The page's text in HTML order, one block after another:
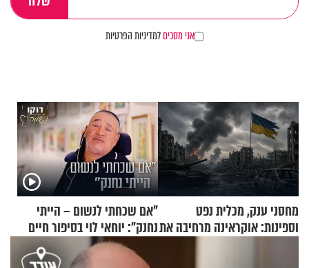
אני מסכיםלמדיניות הפרטיות
מחסני ענק, מכלית נפט
וספינות: אוקראינה מרחיבה את
"אם שכחתי לנשום – הייתי
נחנק": יוחאי לוי בסיפור חיים
מעורר השראה